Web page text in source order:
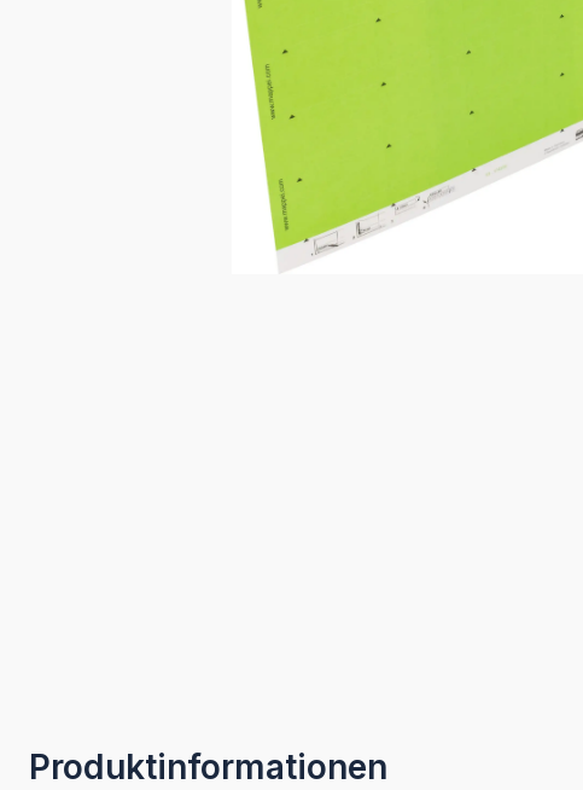
Produktinformationen